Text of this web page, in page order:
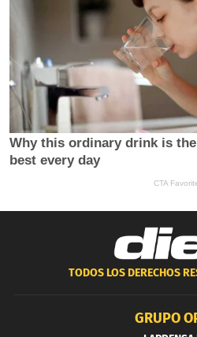
TODOS LOS DERECHOS
GRUPO